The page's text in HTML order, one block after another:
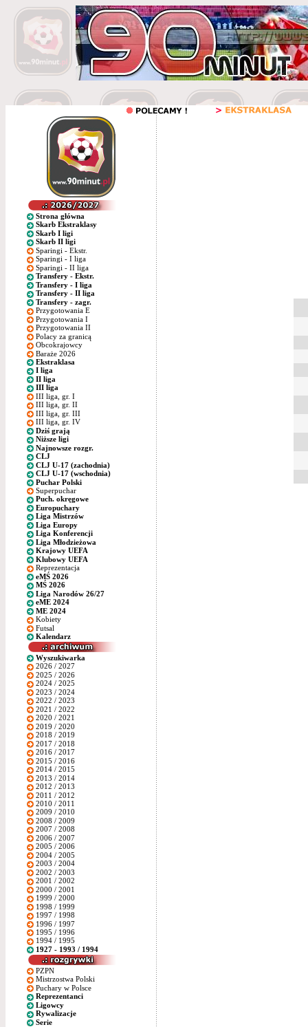
Strona główna
Skarb Ekstraklasy
Skarb I ligi
Skarb II ligi
Sparingi - Ekstr.
Sparingi - I liga
Sparingi - II liga
Transfery - Ekstr.
Transfery - I liga
Transfery - II liga
Transfery - zagr.
Przygotowania E
Przygotowania I
Przygotowania II
Polacy za granicą
Obcokrajowcy
Baraże 2026
Ekstraklasa
I liga
II liga
III liga
III liga, gr. I
III liga, gr. II
III liga, gr. III
III liga, gr. IV
Dziś grają
Niższe ligi
Najnowsze rozgr.
CLJ
CLJ U-17 (zachodnia)
CLJ U-17 (wschodnia)
Puchar Polski
Superpuchar
Puch. okręgowe
Europuchary
Liga Mistrzów
Liga Europy
Liga Konferencji
Liga Młodzieżowa
Krajowy UEFA
Klubowy UEFA
Reprezentacja
eMŚ 2026
MŚ 2026
Liga Narodów 26/27
eME 2024
ME 2024
Kobiety
Futsal
Kalendarz
Wyszukiwarka
2026 / 2027
2025 / 2026
2024 / 2025
2023 / 2024
2022 / 2023
2021 / 2022
2020 / 2021
2019 / 2020
2018 / 2019
2017 / 2018
2016 / 2017
2015 / 2016
2014 / 2015
2013 / 2014
2012 / 2013
2011 / 2012
2010 / 2011
2009 / 2010
2008 / 2009
2007 / 2008
2006 / 2007
2005 / 2006
2004 / 2005
2003 / 2004
2002 / 2003
2001 / 2002
2000 / 2001
1999 / 2000
1998 / 1999
1997 / 1998
1996 / 1997
1995 / 1996
1994 / 1995
1927 - 1993 / 1994
PZPN
Mistrzostwa Polski
Puchary w Polsce
Reprezentanci
Ligowcy
Rywalizacje
Serie